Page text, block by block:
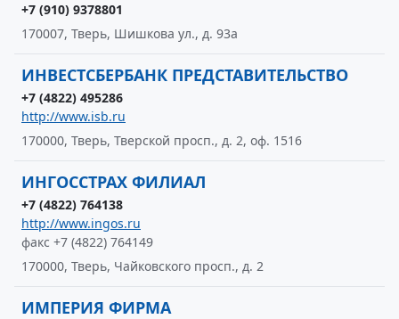
+7 (910) 9378801
170007, Тверь, Шишкова ул., д. 93а
ИНВЕСТСБЕРБАНК ПРЕДСТАВИТЕЛЬСТВО
+7 (4822) 495286
http://www.isb.ru
170000, Тверь, Тверской просп., д. 2, оф. 1516
ИНГОССТРАХ ФИЛИАЛ
+7 (4822) 764138
http://www.ingos.ru
факс +7 (4822) 764149
170000, Тверь, Чайковского просп., д. 2
ИМПЕРИЯ ФИРМА